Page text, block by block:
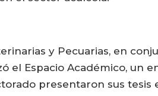
y Pecuarias, en
el Espacio Académico, un
presentaron sus tesis